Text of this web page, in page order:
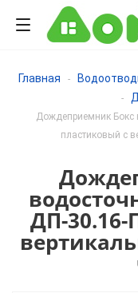
Главная -
-
Дождеприемник Бокс
пластиковый с
ДП-